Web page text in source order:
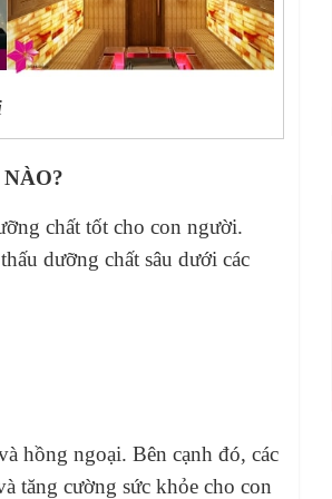
chất tốt cho con người.
dưỡng chất sâu dưới các
hồng ngoại. Bên cạnh đó, các
tăng cường sức khỏe cho con